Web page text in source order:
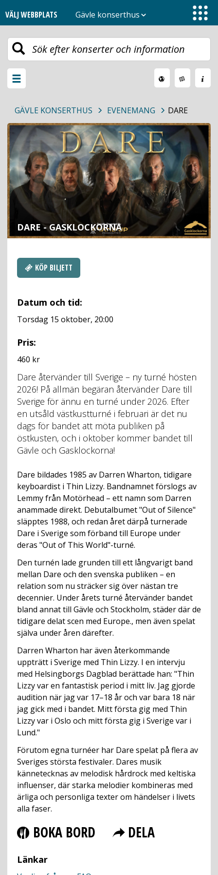
VÄLJ WEBBPLATS
Gävle konserthus
Toggle
navigation
Växla
GÄVLE KONSERTHUS EVENEMANG DARE
DARE - GASKLOCKORNA
KÖP BILJETT
Datum och tid:
Torsdag 15 oktober, 20:00
Pris:
460 kr
Dare
-
Gasklockorna
Dare återvänder till Sverige – ny turné hösten
2026! På allmän begäran återvänder Dare till
Sverige för ännu en turné under 2026. Efter
en utsåld västkustturné i februari är det nu
dags för bandet att möta publiken på
östkusten, och i oktober kommer bandet till
Gävle och Gasklockorna!
Dare bildades 1985 av Darren Wharton, tidigare
keyboardist i Thin Lizzy. Bandnamnet förslogs av
Lemmy från Motörhead – ett namn som Darren
anammade direkt. Debutalbumet "Out of Silence"
släpptes 1988, och redan året därpå turnerade
Dare i Sverige som förband till Europe under
deras "Out of This World"-turné.
Den turnén lade grunden till ett långvarigt band
mellan Dare och den svenska publiken – en
relation som nu sträcker sig över nästan tre
decennier. Under årets turné återvänder bandet
bland annat till Gävle och Stockholm, städer där de
tidigare delat scen med Europe., men även spelat
själva under åren därefter.
Darren Wharton har även återkommande
uppträtt i Sverige med Thin Lizzy. I en intervju
med Helsingborgs Dagblad berättade han: "Thin
Lizzy var en fantastisk period i mitt liv. Jag gjorde
audition när jag var 17–18 år och var bara 18 när
jag gick med i bandet. Mitt första gig med Thin
Lizzy var i Oslo och mitt första gig i Sverige var i
Lund."
Förutom egna turnéer har Dare spelat på flera av
Sveriges största festivaler. Dares musik
kännetecknas av melodisk hårdrock med keltiska
influenser, där starka melodier kombineras med
ärliga och personliga texter om händelser i livets
alla faser.
BOKA BORD DELA
Länkar